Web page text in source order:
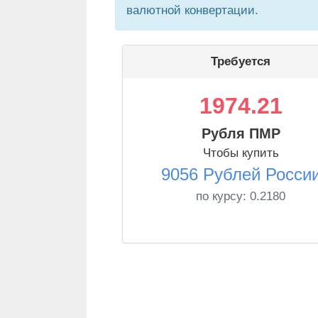
валютной конвертации.
Требуется
1974.21
Рубля ПМР
Чтобы купить
9056 Рублей
по курсу: 0.2180